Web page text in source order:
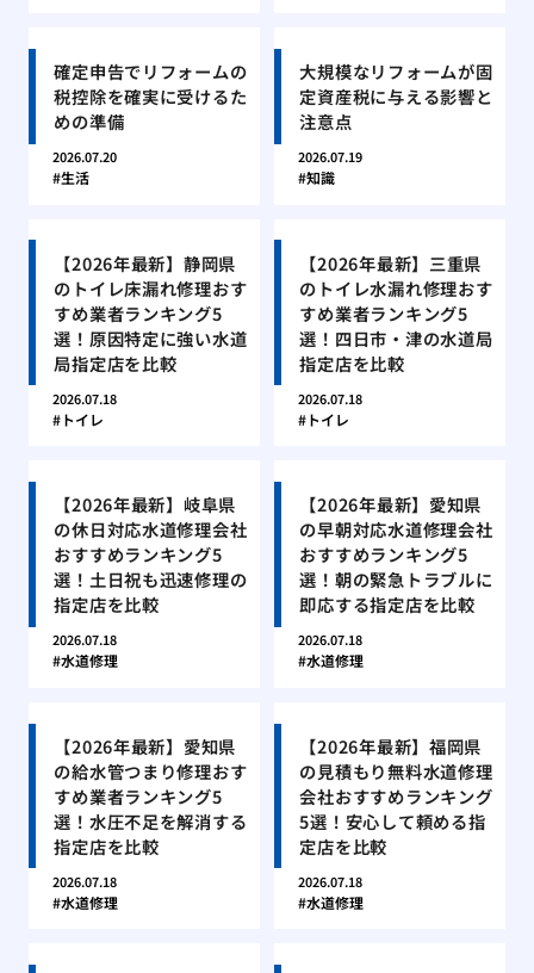
確定申告でリフォームの
税控除を確実に受けるた
めの準備
2026.07.20
生活
大規模なリフォームが固
定資産税に与える影響と
注意点
2026.07.19
知識
【2026年最新】静岡県
のトイレ床漏れ修理おす
すめ業者ランキング5
選！原因特定に強い水道
局指定店を比較
2026.07.18
トイレ
【2026年最新】三重県
のトイレ水漏れ修理おす
すめ業者ランキング5
選！四日市・津の水道局
指定店を比較
2026.07.18
トイレ
【2026年最新】岐阜県
の休日対応水道修理会社
おすすめランキング5
選！土日祝も迅速修理の
指定店を比較
2026.07.18
水道修理
【2026年最新】愛知県
の早朝対応水道修理会社
おすすめランキング5
選！朝の緊急トラブルに
即応する指定店を比較
2026.07.18
水道修理
【2026年最新】愛知県
の給水管つまり修理おす
すめ業者ランキング5
選！水圧不足を解消する
指定店を比較
2026.07.18
水道修理
【2026年最新】福岡県
の見積もり無料水道修理
会社おすすめランキング
5選！安心して頼める指
定店を比較
2026.07.18
水道修理